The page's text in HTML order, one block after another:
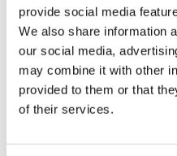
provide social media
We also share information
our social media,
may combine it with other
provided to them or that
of their services.
Pedidos
Os organizadores do